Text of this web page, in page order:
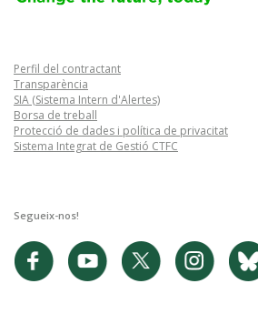
Perfil del contractant
Transparència
SIA (Sistema Intern d'Alertes)
Borsa de treball
Protecció de dades i política de privacitat
Sistema Integrat de Gestió CTFC
Segueix-nos!